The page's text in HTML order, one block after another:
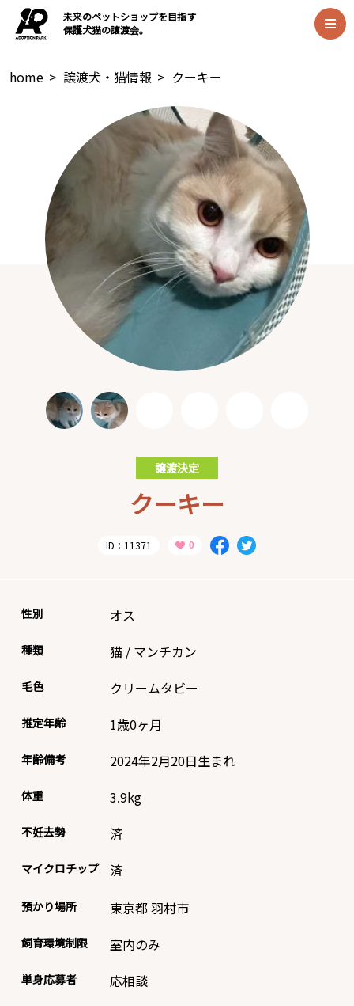
未来のペットショップを目指す
保護犬猫の譲渡会。
home > 譲渡犬・猫情報 > クーキー
譲渡決定
クーキー
ID：11371
性別 オス
種類 猫 / マンチカン
毛色 クリームタビー
推定年齢 1歳0ヶ月
年齢備考 2024年2月20日生まれ
体重 3.9kg
不妊去勢 済
マイクロチップ 済
預かり場所 東京都 羽村市
飼育環境制限 室内のみ
単身応募者 応相談